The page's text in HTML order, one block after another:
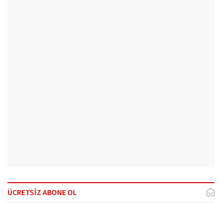
ÜCRETSİZ ABONE OL